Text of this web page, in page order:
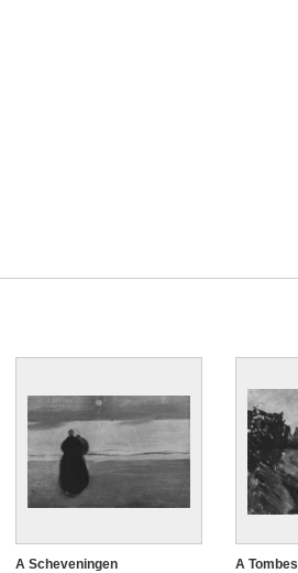
A Scheveningen
A Tombes